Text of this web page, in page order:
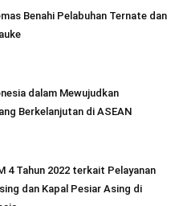
Benahi Pelabuhan Ternate dan
dalam Mewujudkan
Berkelanjutan di ASEAN
4 Tahun 2022 terkait Pelayanan
dan Kapal Pesiar Asing di